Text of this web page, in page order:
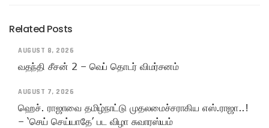
Related Posts
AUGUST 8, 2026
வதந்தி சீசன் 2 – வெப் தொடர் விமர்சனம்
AUGUST 7, 2026
ஹெச். ராஜாவை தமிழ்நாட்டு முதலமைச்சராகிய எஸ்.ராஜா..!
– ‘செய் செய்யாதே’ பட விழா சுவாரஸ்யம்